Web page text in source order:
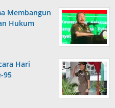
Membangun
Hukum
Hari
95